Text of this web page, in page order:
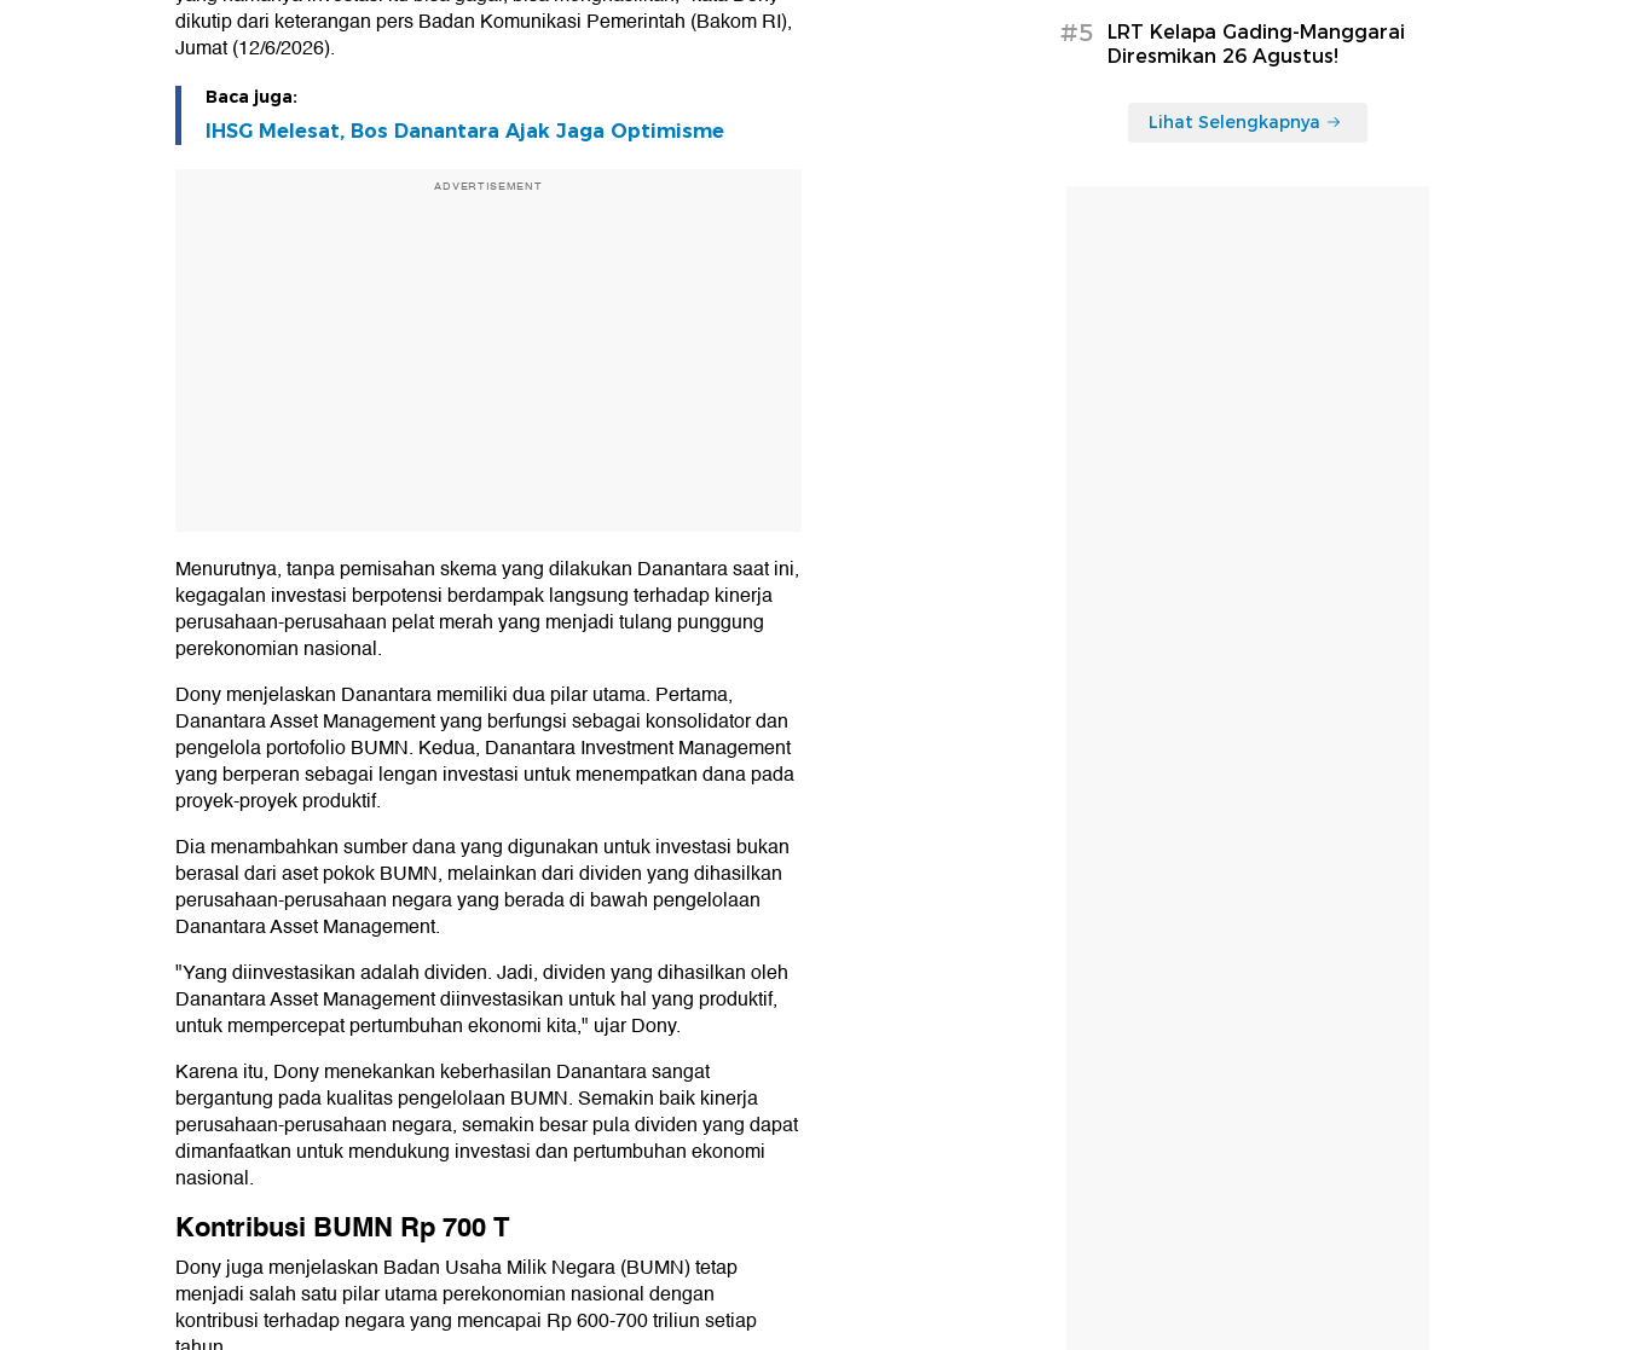
dikutip dari keterangan pers Badan Komunikasi Pemerintah (Bakom RI),
Jumat (12/6/2026).
Baca juga:
IHSG Melesat, Bos Danantara Ajak Jaga Optimisme
ADVERTISEMENT
Menurutnya, tanpa pemisahan skema yang dilakukan Danantara saat ini,
kegagalan investasi berpotensi berdampak langsung terhadap kinerja
perusahaan-perusahaan pelat merah yang menjadi tulang punggung
perekonomian nasional.
Dony menjelaskan Danantara memiliki dua pilar utama. Pertama,
Danantara Asset Management yang berfungsi sebagai konsolidator dan
pengelola portofolio BUMN. Kedua, Danantara Investment Management
yang berperan sebagai lengan investasi untuk menempatkan dana pada
proyek-proyek produktif.
Dia menambahkan sumber dana yang digunakan untuk investasi bukan
berasal dari aset pokok BUMN, melainkan dari dividen yang dihasilkan
perusahaan-perusahaan negara yang berada di bawah pengelolaan
Danantara Asset Management.
"Yang diinvestasikan adalah dividen. Jadi, dividen yang dihasilkan oleh
Danantara Asset Management diinvestasikan untuk hal yang produktif,
untuk mempercepat pertumbuhan ekonomi kita," ujar Dony.
Karena itu, Dony menekankan keberhasilan Danantara sangat
bergantung pada kualitas pengelolaan BUMN. Semakin baik kinerja
perusahaan-perusahaan negara, semakin besar pula dividen yang dapat
dimanfaatkan untuk mendukung investasi dan pertumbuhan ekonomi
nasional.
Kontribusi BUMN Rp 700 T
Dony juga menjelaskan Badan Usaha Milik Negara (BUMN) tetap
menjadi salah satu pilar utama perekonomian nasional dengan
kontribusi terhadap negara yang mencapai Rp 600-700 triliun setiap
#5
LRT Kelapa Gading-Manggarai
Diresmikan 26 Agustus!
Lihat Selengkapnya